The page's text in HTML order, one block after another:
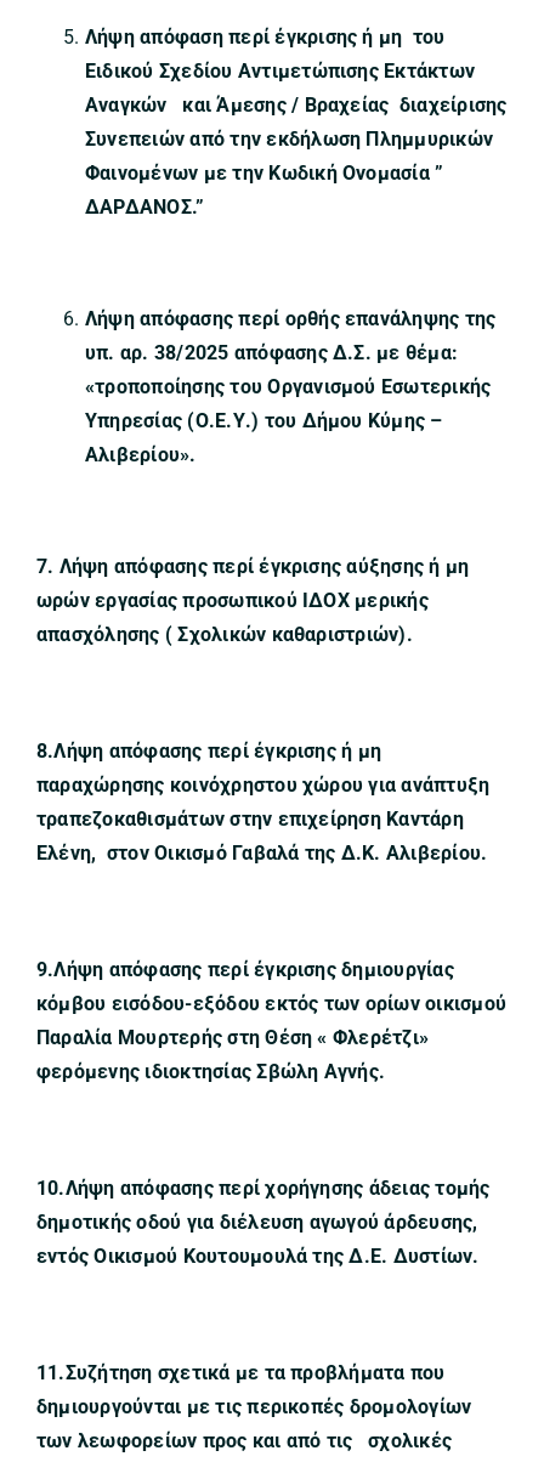
Λήψη απόφαση περί έγκρισης ή μη του
Ειδικού Σχεδίου Αντιμετώπισης Εκτάκτων
Αναγκών και Άμεσης / Βραχείας διαχείρισης
Συνεπειών από την εκδήλωση Πλημμυρικών
Φαινομένων με την Κωδική Ονομασία ”
ΔΑΡΔΑΝΟΣ.”
Λήψη απόφασης περί ορθής επανάληψης της
υπ. αρ. 38/2025 απόφασης Δ.Σ. με θέμα:
«τροποποίησης του Οργανισμού Εσωτερικής
Υπηρεσίας (Ο.Ε.Υ.) του Δήμου Κύμης –
Αλιβερίου».
7. Λήψη απόφασης περί έγκρισης αύξησης ή μη
ωρών εργασίας προσωπικού ΙΔΟΧ μερικής
απασχόλησης ( Σχολικών καθαριστριών).
8.Λήψη απόφασης περί έγκρισης ή μη
παραχώρησης κοινόχρηστου χώρου για ανάπτυξη
τραπεζοκαθισμάτων στην επιχείρηση Καντάρη
Ελένη, στον Οικισμό Γαβαλά της Δ.Κ. Αλιβερίου.
9.Λήψη απόφασης περί έγκρισης δημιουργίας
κόμβου εισόδου-εξόδου εκτός των ορίων οικισμού
Παραλία Μουρτερής στη Θέση « Φλερέτζι»
φερόμενης ιδιοκτησίας Σβώλη Αγνής.
10.Λήψη απόφασης περί χορήγησης άδειας τομής
δημοτικής οδού για διέλευση αγωγού άρδευσης,
εντός Οικισμού Κουτουμουλά της Δ.Ε. Δυστίων.
11.Συζήτηση σχετικά με τα προβλήματα που
δημιουργούνται με τις περικοπές δρομολογίων
των λεωφορείων προς και από τις σχολικές